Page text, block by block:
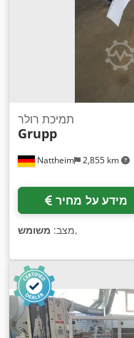
Nattheim 2,855 km
תמיכת רולר
Grupp
מידע על מחיר
מצב: משומש ,